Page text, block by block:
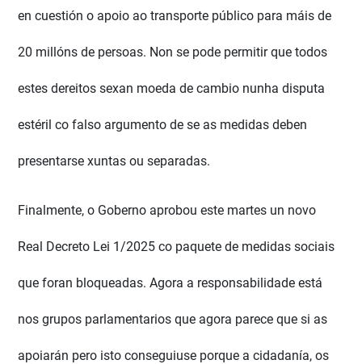
en cuestión o apoio ao transporte público para máis de
20 millóns de persoas. Non se pode permitir que todos
estes dereitos sexan moeda de cambio nunha disputa
estéril co falso argumento de se as medidas deben
presentarse xuntas ou separadas.
Finalmente, o Goberno aprobou este martes un novo
Real Decreto Lei 1/2025 co paquete de medidas sociais
que foran bloqueadas. Agora a responsabilidade está
nos grupos parlamentarios que agora parece que si as
apoiarán pero isto conseguiuse porque a cidadanía, os